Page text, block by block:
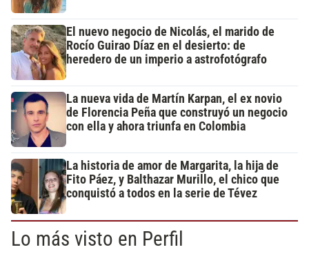
El nuevo negocio de Nicolás, el marido de
Rocío Guirao Díaz en el desierto: de
heredero de un imperio a astrofotógrafo
La nueva vida de Martín Karpan, el ex novio
de Florencia Peña que construyó un negocio
con ella y ahora triunfa en Colombia
La historia de amor de Margarita, la hija de
Fito Páez, y Balthazar Murillo, el chico que
conquistó a todos en la serie de Tévez
Lo más visto en Perfil